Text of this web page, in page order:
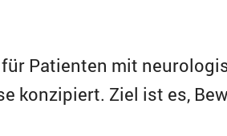
Patienten mit
konzipiert. Ziel ist es,